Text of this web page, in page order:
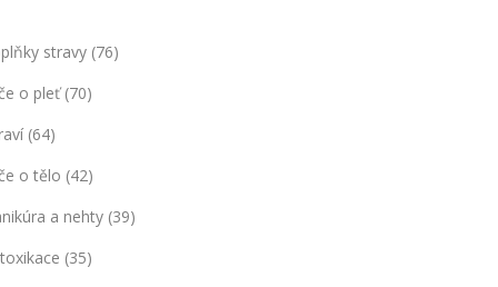
stravy (76)
o pleť(70)
(64)
o tělo (42)
a nehty (39)
(35)